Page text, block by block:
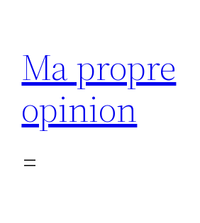
contenu
Ma propre
opinion